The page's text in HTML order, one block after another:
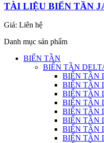
TÀI LIỆU BIẾN TẦN
Giá: Liên hệ
Danh mục sản phẩm
BIẾN TẦN
BIẾN TẦN
BIẾN TẦN
BIẾN TẦN
BIẾN TẦN
BIẾN TẦN
BIẾN TẦN
BIẾN TẦN
BIẾN TẦN
BIẾN TẦN